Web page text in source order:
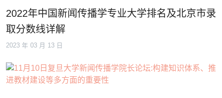
2022年中国新闻传播学专业大学排名及北京市录
取分数线详解
2023 年 03 月 13 日